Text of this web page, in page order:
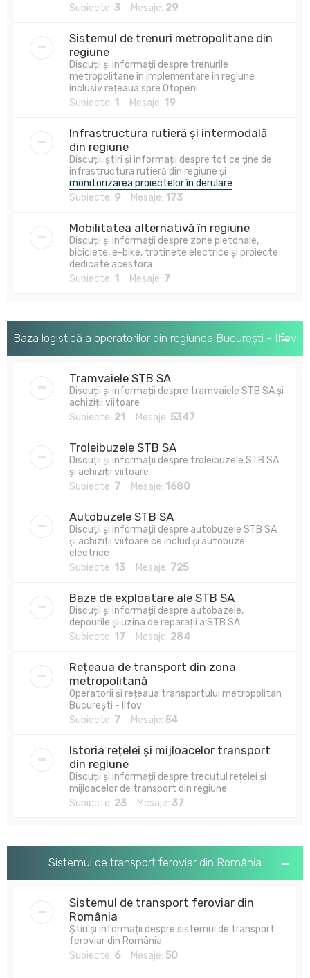
Subiecte: 3 Mesaje: 29
Sistemul de trenuri metropolitane din
regiune
Discuții și informații despre trenurile
metropolitane în implementare în regiune
inclusiv rețeaua spre Otopeni
Subiecte: 1 Mesaje: 19
Infrastructura rutieră și intermodală
din regiune
Discuții, știri și informații despre tot ce ține de
infrastructura rutieră din regiune și
monitorizarea proiectelor în derulare
Subiecte: 9 Mesaje: 173
Mobilitatea alternativă în regiune
Discuții și informații despre zone pietonale,
biciclete, e-bike, trotinete electrice și proiecte
dedicate acestora
Subiecte: 1 Mesaje: 7
Baza logistică a operatorilor din regiunea București - Ilfov
Tramvaiele STB SA
Discuții și informații despre tramvaiele STB SA și
achiziții viitoare
Subiecte: 21 Mesaje: 5347
Troleibuzele STB SA
Discuții și informații despre troleibuzele STB SA
și achiziții viitoare
Subiecte: 7 Mesaje: 1680
Autobuzele STB SA
Discuții și informații despre autobuzele STB SA
și achiziții viitoare ce includ și autobuze
electrice
Subiecte: 13 Mesaje: 725
Baze de exploatare ale STB SA
Discuții și informații despre autobazele,
depourile și uzina de reparații a STB SA
Subiecte: 17 Mesaje: 284
Rețeaua de transport din zona
metropolitană
Operatorii și rețeaua transportului metropolitan
București - Ilfov
Subiecte: 7 Mesaje: 54
Istoria rețelei și mijloacelor transport
din regiune
Discuții și informații despre trecutul rețelei și
mijloacelor de transport din regiune
Subiecte: 23 Mesaje: 37
Sistemul de transport feroviar din România
Sistemul de transport feroviar din
România
Știri și informații despre sistemul de transport
feroviar din România
Subiecte: 6 Mesaje: 50